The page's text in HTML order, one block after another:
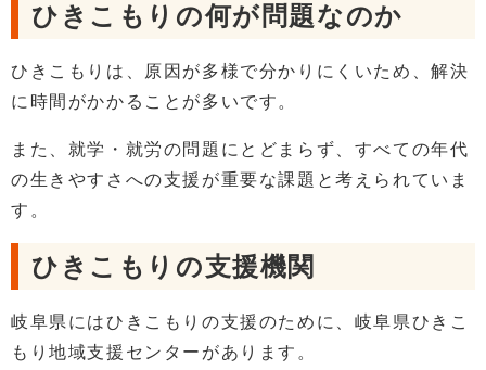
ひきこもりの何が問題なのか
ひきこもりは、原因が多様で分かりにくいため、解決
に時間がかかることが多いです。
また、就学・就労の問題にとどまらず、すべての年代
の生きやすさへの支援が重要な課題と考えられていま
す。
ひきこもりの支援機関
岐阜県にはひきこもりの支援のために、岐阜県ひきこ
もり地域支援センターがあります。